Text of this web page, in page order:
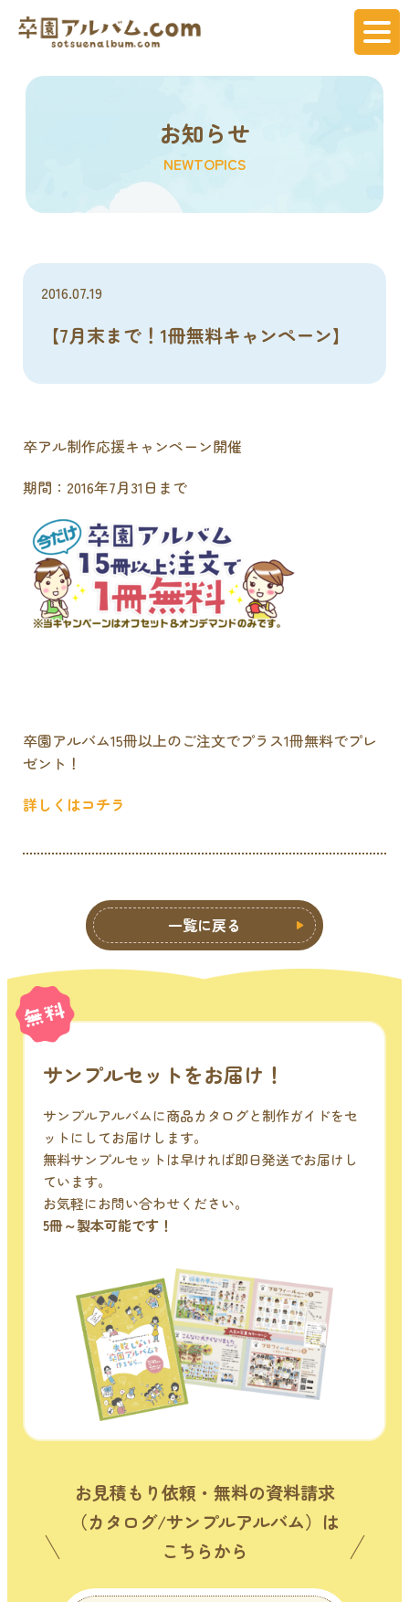
お知らせ
NEWTOPICS
2016.07.19
【7月末まで！1冊無料キャンペーン】
卒アル制作応援キャンペーン開催
期間：2016年7月31日まで
卒園アルバム15冊以上のご注文でプラス1冊無料でプレ
ゼント！
詳しくはコチラ
一覧に戻る
サンプルセットをお届け！
サンプルアルバムに商品カタログと制作ガイドをセ
ットにしてお届けします。
無料サンプルセットは早ければ即日発送でお届けし
ています。
お気軽にお問い合わせください。
5冊～製本可能です！
お見積もり依頼・無料の資料請求
（カタログ/サンプルアルバム）は
こちらから